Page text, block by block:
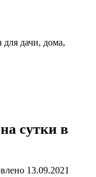
для дачи, дома,
сутки в
13.09.2021